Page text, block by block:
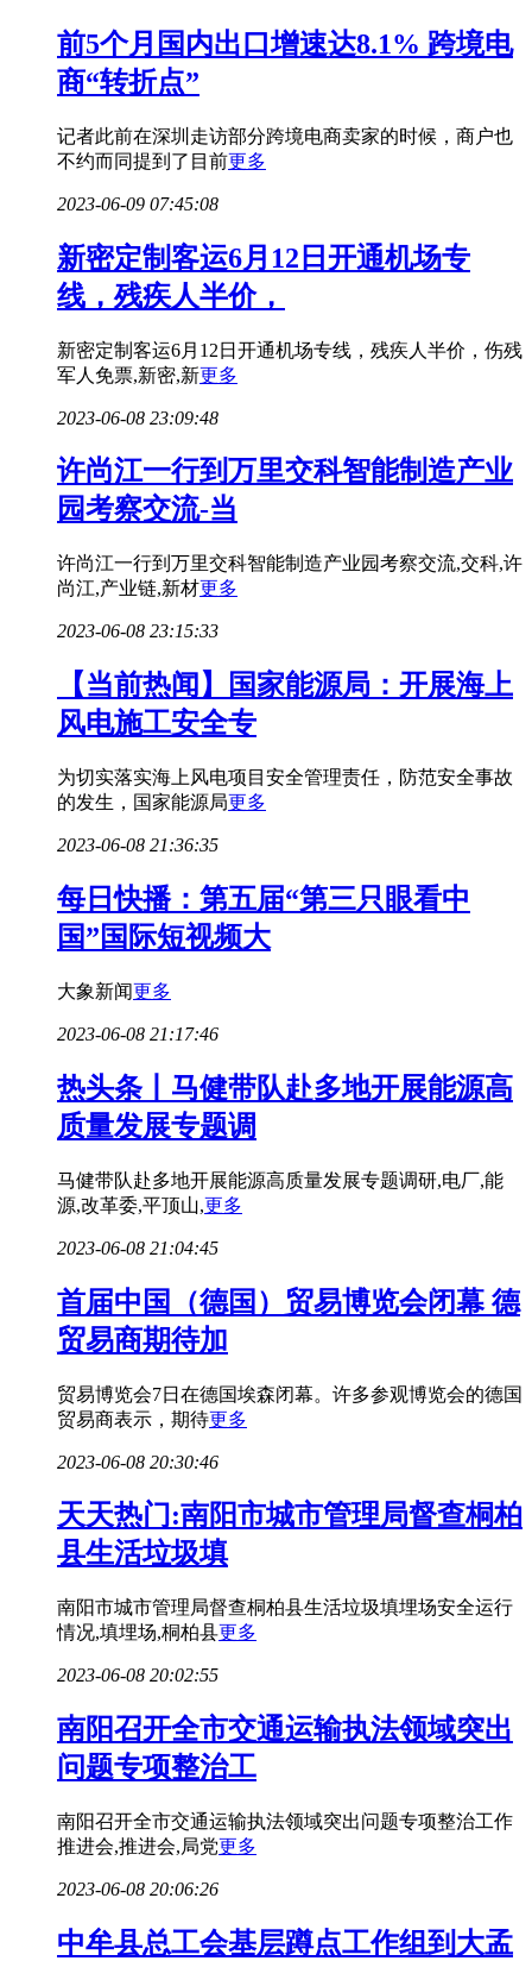
前5个月国内出口增速达8.1% 跨境电
商“转折点”
记者此前在深圳走访部分跨境电商卖家的时候，商户也
不约而同提到了目前更多
2023-06-09 07:45:08
新密定制客运6月12日开通机场专
线，残疾人半价，
新密定制客运6月12日开通机场专线，残疾人半价，伤残
军人免票,新密,新更多
2023-06-08 23:09:48
许尚江一行到万里交科智能制造产业
园考察交流-当
许尚江一行到万里交科智能制造产业园考察交流,交科,许
尚江,产业链,新材更多
2023-06-08 23:15:33
【当前热闻】国家能源局：开展海上
风电施工安全专
为切实落实海上风电项目安全管理责任，防范安全事故
的发生，国家能源局更多
2023-06-08 21:36:35
每日快播：第五届“第三只眼看中
国”国际短视频大
大象新闻更多
2023-06-08 21:17:46
热头条丨马健带队赴多地开展能源高
质量发展专题调
马健带队赴多地开展能源高质量发展专题调研,电厂,能
源,改革委,平顶山,更多
2023-06-08 21:04:45
首届中国（德国）贸易博览会闭幕 德
贸易商期待加
贸易博览会7日在德国埃森闭幕。许多参观博览会的德国
贸易商表示，期待更多
2023-06-08 20:30:46
天天热门:南阳市城市管理局督查桐柏
县生活垃圾填
南阳市城市管理局督查桐柏县生活垃圾填埋场安全运行
情况,填埋场,桐柏县更多
2023-06-08 20:02:55
南阳召开全市交通运输执法领域突出
问题专项整治工
南阳召开全市交通运输执法领域突出问题专项整治工作
推进会,推进会,局党更多
2023-06-08 20:06:26
中牟县总工会基层蹲点工作组到大孟